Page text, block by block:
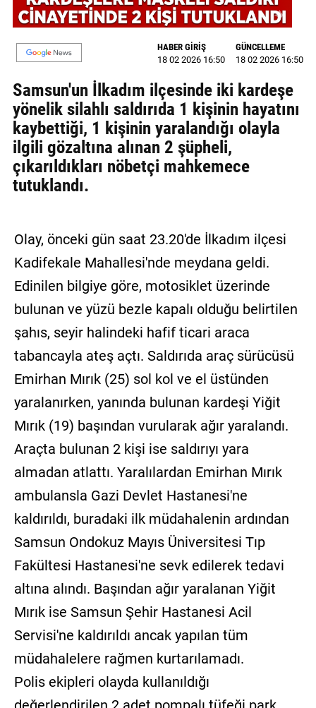
VİDEO
YAZARLAR
BİZE
ULAŞIN
Künye
İletişim
Gizlilik
HABER GİRİŞ
18 02 2026 16:50
GÜNCELLEME
18 02 2026 16:50
Samsun'un İlkadım ilçesinde iki kardeşe
yönelik silahlı saldırıda 1 kişinin hayatını
kaybettiği, 1 kişinin yaralandığı olayla
ilgili gözaltına alınan 2 şüpheli,
çıkarıldıkları nöbetçi mahkemece
tutuklandı.
Olay, önceki gün saat 23.20'de İlkadım ilçesi
Kadifekale Mahallesi'nde meydana geldi.
Edinilen bilgiye göre, motosiklet üzerinde
bulunan ve yüzü bezle kapalı olduğu belirtilen
şahıs, seyir halindeki hafif ticari araca
tabancayla ateş açtı. Saldırıda araç sürücüsü
Emirhan Mırık (25) sol kol ve el üstünden
yaralanırken, yanında bulunan kardeşi Yiğit
Mırık (19) başından vurularak ağır yaralandı.
Araçta bulunan 2 kişi ise saldırıyı yara
almadan atlattı. Yaralılardan Emirhan Mırık
ambulansla Gazi Devlet Hastanesi'ne
kaldırıldı, buradaki ilk müdahalenin ardından
Samsun Ondokuz Mayıs Üniversitesi Tıp
Fakültesi Hastanesi'ne sevk edilerek tedavi
altına alındı. Başından ağır yaralanan Yiğit
Mırık ise Samsun Şehir Hastanesi Acil
Servisi'ne kaldırıldı ancak yapılan tüm
müdahalelere rağmen kurtarılamadı.
Polis ekipleri olayda kullanıldığı